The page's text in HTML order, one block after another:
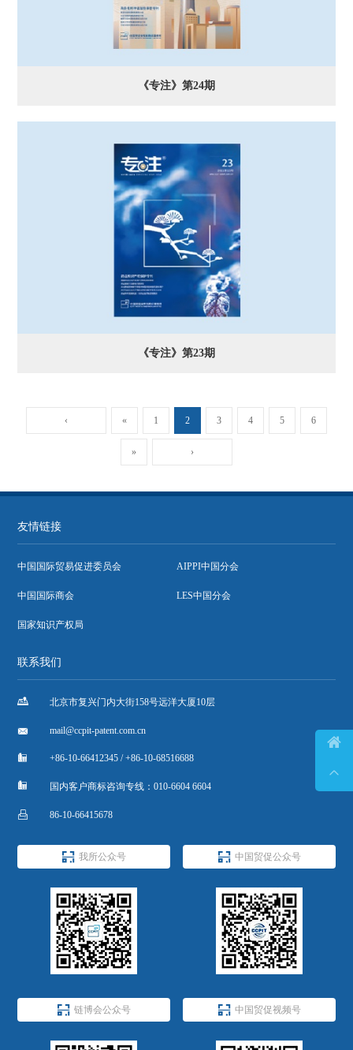
《专注》第24期
《专注》第23期
‹ « 1 2 3 4 5 6
» ›
友情链接
中国国际贸易促进委员会 AIPPI中国分会
中国国际商会 LES中国分会
国家知识产权局
联系我们
 北京市复兴门内大街158号远洋大厦10层
 mail@ccpit-patent.com.cn
 +86-10-66412345 / +86-10-68516688
 国内客户商标咨询专线：010-6604 6604
 86-10-66415678
 我所公众号  中国贸促公众号
 链博会公众号  中国贸促视频号

